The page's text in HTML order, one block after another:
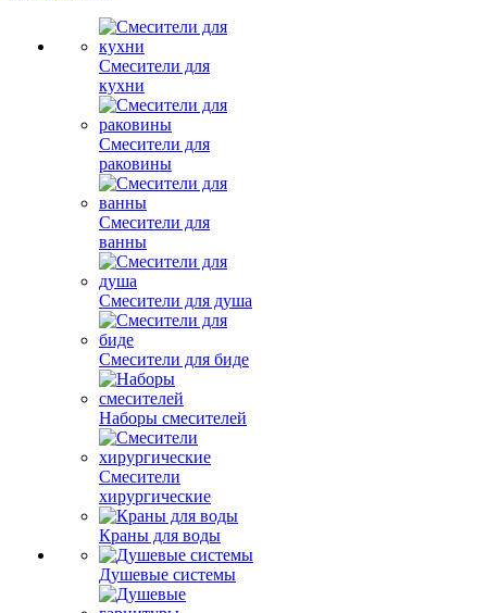
Смесители для
кухни
Смесители для
раковины
Смесители для
ванны
Смесители для душа
Смесители для биде
Наборы смесителей
Смесители
хирургические
Краны для воды
Душевые системы